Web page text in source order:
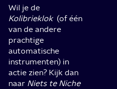
Wil je de
Kolibrieklok (of één
van de andere
prachtige
automatische
instrumenten) in
actie zien? Kijk dan
naar Niets te Niche